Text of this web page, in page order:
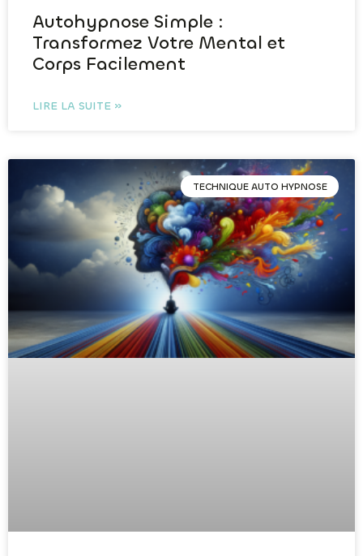
Autohypnose Simple :
Transformez Votre Mental et
Corps Facilement
LIRE LA SUITE »
TECHNIQUE AUTO HYPNOSE